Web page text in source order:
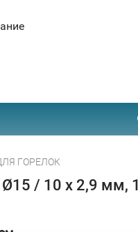
ГОРЕЛОК
/ 10 x 2,9 мм,